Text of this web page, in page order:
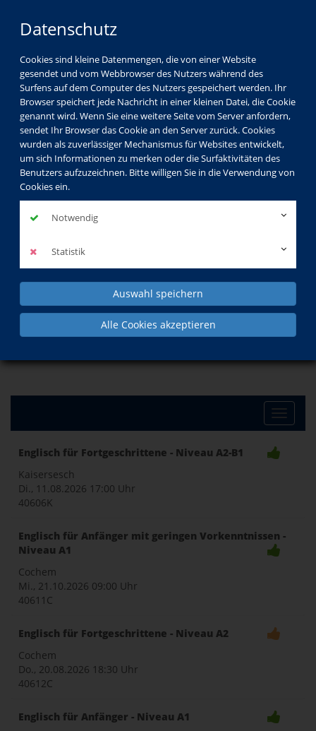
Datenschutz
Cookies sind kleine Datenmengen, die von einer Website
gesendet und vom Webbrowser des Nutzers während des
Surfens auf dem Computer des Nutzers gespeichert werden. Ihr
Browser speichert jede Nachricht in einer kleinen Datei, die Cookie
genannt wird. Wenn Sie eine weitere Seite vom Server anfordern,
sendet Ihr Browser das Cookie an den Server zurück. Cookies
wurden als zuverlässiger Mechanismus für Websites entwickelt,
um sich Informationen zu merken oder die Surfaktivitäten des
Benutzers aufzuzeichnen. Bitte willigen Sie in die Verwendung von
Cookies ein.
Notwendig
Statistik
Auswahl speichern
Alle Cookies akzeptieren
Gesellschaft Kultur
Gesundheit
Sprachen
Beruf & EDV
Kids & Teens
KVHS Spezial
Englisch
Toggle
Englisch für Fortgeschrittene - Niveau A2-B1
Kaisersesch
Di., 11.08.2026 17:00 Uhr
40606K
Englisch für Anfänger mit geringen Vorkenntnissen -
Niveau A1
Cochem
Mi., 21.10.2026 09:00 Uhr
40611C
Englisch für Fortgeschrittene - Niveau A2
Cochem
Do., 20.08.2026 18:30 Uhr
40612C
Englisch für Anfänger - Niveau A1